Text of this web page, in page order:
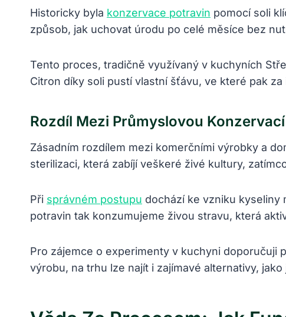
Historicky byla konzervace potravin pomocí soli
způsob, jak uchovat úrodu po celé měsíce bez
Tento proces, tradičně využívaný v kuchyních
Citron díky soli pustí vlastní šťávu, ve které pak
Rozdíl Mezi Průmyslovou
Zásadním rozdílem mezi komerčními výrobky a
sterilizaci, která zabíjí veškeré živé kultury,
Při správném postupu dochází ke vzniku kyseliny
potravin tak konzumujeme živou stravu, která
Pro zájemce o experimenty v kuchyni doporučuji
výrobu, na trhu lze najít i zajímavé alternativy, jako